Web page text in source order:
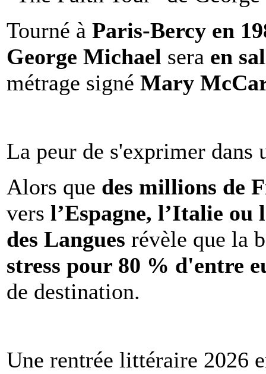
Tourné à Paris-Bercy en
George Michael sera en
métrage signé Mary
La peur de s'exprimer dans
Alors que des millions de
vers l’Espagne, l’Italie ou
des Langues révèle que la
stress pour 80 % d'entre
de destination.
Une rentrée littéraire 2026